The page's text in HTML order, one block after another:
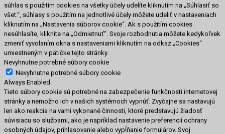
súhlas s použitím cookies na všetky účely udelíte kliknutím na „Súhlasiť so
všet.“, súhlasy s použitím na jednotlivé účely môžete udeliť v nastaveniach
kliknutím na „Nastavenia súborov cookie“. Ak s použitím cookies
nesúhlasíte, kliknite na „Odmietnuť“. Svoje rozhodnutia môžete kedykoľvek
zmeniť vyvolaním okna s nastaveniami kliknutím na odkaz „Cookies“
umiestneným v pätičke tejto stránky.
Nevyhnutne potrebné súbory cookie
Nevyhnutne potrebné súbory cookie
Always Enabled
Tieto súbory cookie sú potrebné na zabezpečenie funkčnosti internetovej
stránky a nemožno ich v našich systémoch vypnúť. Zvyčajne sa nastavujú
len ako reakcia na vami vykonané činnosti, ktoré predstavujú žiadosť
súvisiacu so službami, ako je napríklad nastavenie preferencií ochrany
osobných údajov, prihlasovanie alebo vypĺňanie formulárov. Svoj